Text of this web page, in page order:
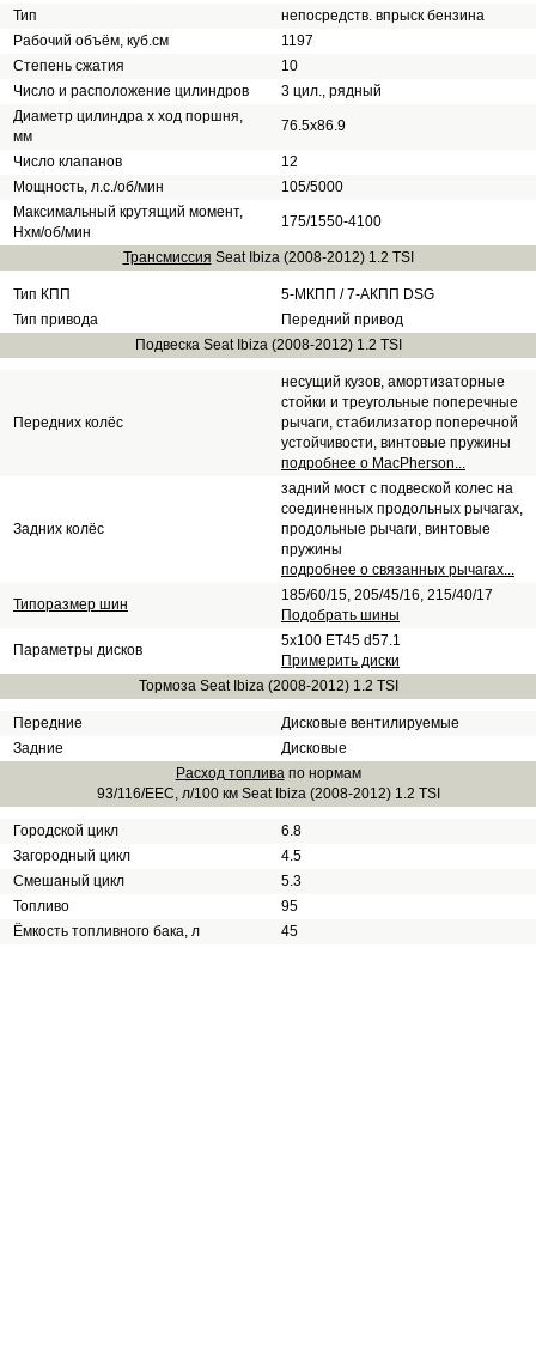
Тип
непосредств. впрыск бензина
Рабочий объём, куб.см
1197
Степень сжатия
10
Число и расположение цилиндров
3 цил., рядный
Диаметр цилиндра х ход поршня,
мм
76.5x86.9
Число клапанов
12
Мощность, л.с./об/мин
105/5000
Максимальный крутящий момент,
Нхм/об/мин
175/1550-4100
Трансмиссия Seat Ibiza (2008-2012) 1.2 TSI
Тип КПП
5-МКПП / 7-АКПП DSG
Тип привода
Передний привод
Подвеска Seat Ibiza (2008-2012) 1.2 TSI
Передних колёс
несущий кузов, амортизаторные
стойки и треугольные поперечные
рычаги, стабилизатор поперечной
устойчивости, винтовые пружины
подробнее о MacPherson...
Задних колёс
задний мост с подвеской колес на
соединенных продольных рычагах,
продольные рычаги, винтовые
пружины
подробнее о связанных рычагах...
Типоразмер шин
185/60/15, 205/45/16, 215/40/17
Подобрать шины
Параметры дисков
5x100 ET45 d57.1
Примерить диски
Тормоза Seat Ibiza (2008-2012) 1.2 TSI
Передние
Дисковые вентилируемые
Задние
Дисковые
Расход топливапо нормам
93/116/EEC, л/100 км Seat Ibiza (2008-2012) 1.2 TSI
Городской цикл
6.8
Загородный цикл
4.5
Смешаный цикл
5.3
Топливо
95
Ёмкость топливного бака, л
45